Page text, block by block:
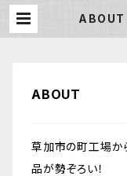
ABOUT
ABOUT
草加市の町工場か
品が勢ぞろい！